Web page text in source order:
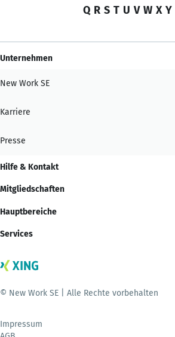
Q R S T U V W X Y
Unternehmen
New Work SE
Karriere
Presse
Hilfe & Kontakt
Mitgliedschaften
Hauptbereiche
Services
© New Work SE | Alle Rechte vorbehalten
Impressum